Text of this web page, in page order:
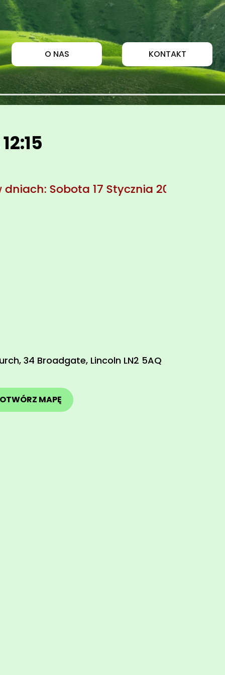
O NAS KONTAKT
Stycznia 2026 --- Sobota 21
34 Broadgate, Lincoln LN2 5AQ
OTWÓRZ MAPĘ